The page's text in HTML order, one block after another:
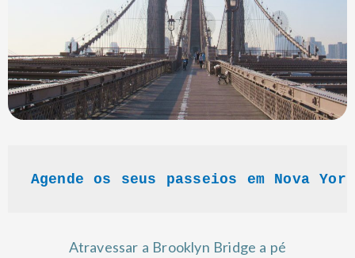
Agende os seus passeios em Nova
Atravessar a Brooklyn Bridge a pé